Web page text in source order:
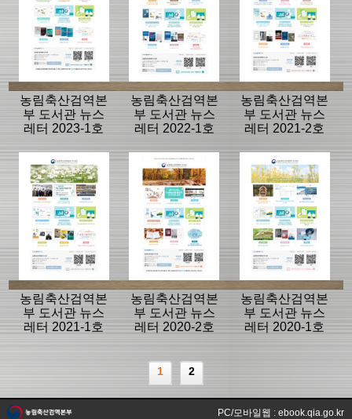
농림축산검역본
부 도서관 뉴스
레터 2023-1호
농림축산검역본
부 도서관 뉴스
레터 2022-1호
농림축산검역본
부 도서관 뉴스
레터 2021-2호
농림축산검역본
부 도서관 뉴스
레터 2021-1호
농림축산검역본
부 도서관 뉴스
레터 2020-2호
농림축산검역본
부 도서관 뉴스
레터 2020-1호
1 2
PC/모바일웹 : ebook.qia.go.kr